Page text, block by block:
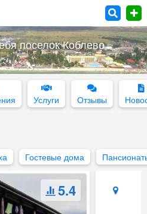
поселок Коблево
Услуги Отзывы
Гостевые дома
5.4